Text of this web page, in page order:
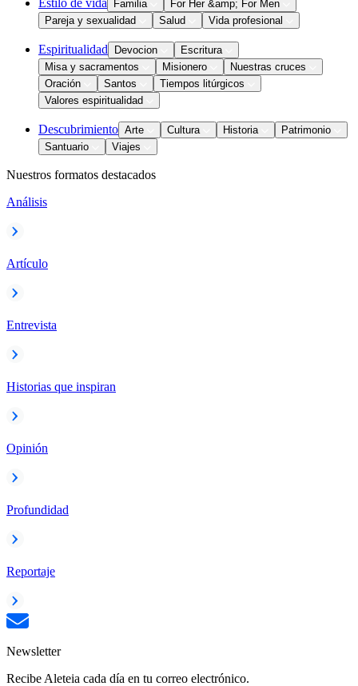
Estilo de vida Familia
For Her &amp; For Men
Pareja y sexualidad
Salud Vida profesional
Espiritualidad Devocion
Escritura
Misa y sacramentos
Misionero
Nuestras cruces
Oración
Santos
Tiempos litúrgicos
Valores espiritualidad
Descubrimiento Arte Cultura Historia
Patrimonio
Santuario
Viajes
Nuestros formatos destacados
Análisis
Artículo
Entrevista
Historias que inspiran
Opinión
Profundidad
Reportaje
Newsletter
Recibe Aleteia cada día en tu correo electrónico.